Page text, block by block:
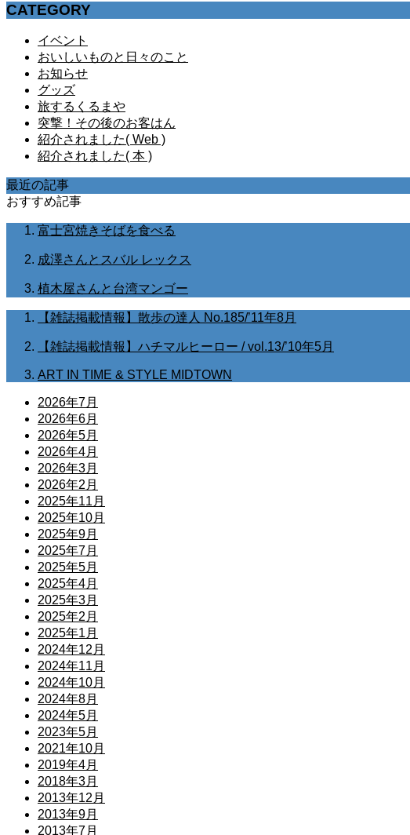
CATEGORY
イベント
おいしいものと日々のこと
お知らせ
グッズ
旅するくるまや
突撃！その後のお客はん
紹介されました( Web )
紹介されました( 本 )
最近の記事
おすすめ記事
富士宮焼きそばを食べる
成澤さんとスバル レックス
植木屋さんと台湾マンゴー
【雑誌掲載情報】散歩の達人 No.185/’11年8月
【雑誌掲載情報】ハチマルヒーロー / vol.13/’10年5月
ART IN TIME & STYLE MIDTOWN
2026年7月
2026年6月
2026年5月
2026年4月
2026年3月
2026年2月
2025年11月
2025年10月
2025年9月
2025年7月
2025年5月
2025年4月
2025年3月
2025年2月
2025年1月
2024年12月
2024年11月
2024年10月
2024年8月
2024年5月
2023年5月
2021年10月
2019年4月
2018年3月
2013年12月
2013年9月
2013年7月